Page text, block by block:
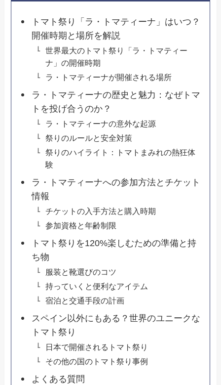
トマト祭り「ラ・トマティーナ」はいつ？
開催時期と場所を解説
世界最大のトマト祭り「ラ・トマティー
ナ」の開催時期
ラ・トマティーナが開催される場所
ラ・トマティーナの歴史と魅力：なぜトマ
トを投げ合うのか？
ラ・トマティーナの意外な起源
祭りのルールと安全対策
祭りのハイライト：トマトまみれの熱狂体
験
ラ・トマティーナへの参加方法とチケット
情報
チケットの入手方法と購入時期
参加資格と年齢制限
トマト祭りを120%楽しむための準備と持
ち物
服装と靴選びのコツ
持っていくと便利なアイテム
宿泊と交通手段の計画
スペイン以外にもある？世界のユニークな
トマト祭り
日本で開催されるトマト祭り
その他の国のトマト祭り事例
よくある質問